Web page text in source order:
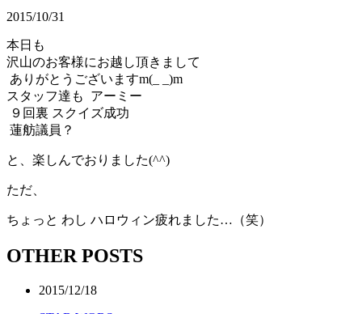
2015/10/31
本日も
沢山のお客様にお越し頂きまして
ありがとうございますm(_ _)m
スタッフ達も
アーミー
９回裏 スクイズ成功
蓮舫議員？
と、楽しんでおりました(^^)
ただ、
ちょっと わし ハロウィン疲れました…（笑）
OTHER POSTS
2015/12/18